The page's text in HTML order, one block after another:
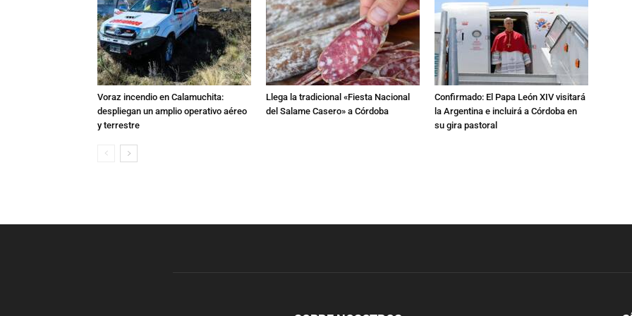
Voraz incendio en Calamuchita:
despliegan un amplio operativo aéreo
y terrestre
Llega la tradicional «Fiesta Nacional
del Salame Casero» a Córdoba
Confirmado: El Papa León XIV visitará
la Argentina e incluirá a Córdoba en
su gira pastoral